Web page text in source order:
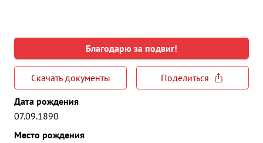
Благодарю за подвиг!
Скачать документы
Поделиться
Дата рождения
07.09.1890
Место рождения